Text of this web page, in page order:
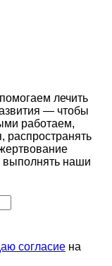
лечить
— чтобы
работаем,
распространять
выполнять наши
согласие на